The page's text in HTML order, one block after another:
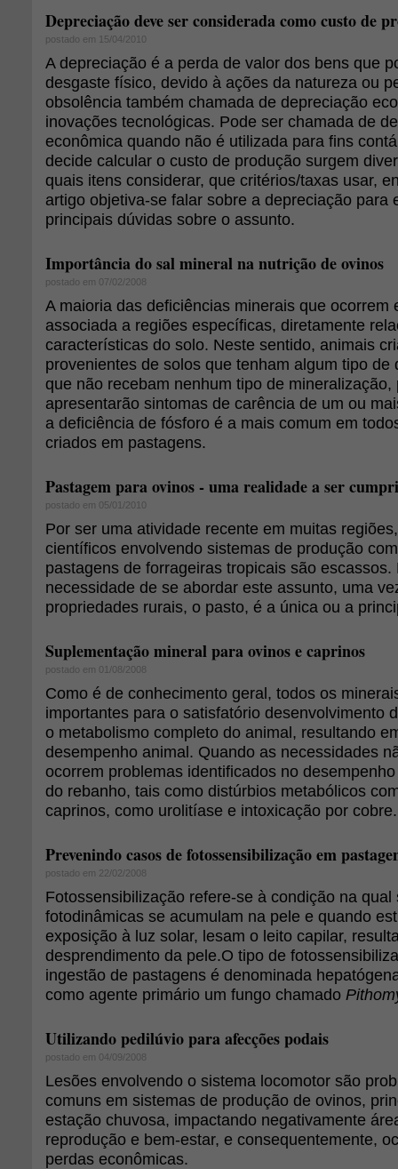
Depreciação deve ser considerada como custo de
postado em 15/04/2010
A depreciação é a perda de valor dos bens que
desgaste físico, devido à ações da natureza ou
obsolência também chamada de depreciação
inovações tecnológicas. Pode ser chamada de
econômica quando não é utilizada para fins
decide calcular o custo de produção surgem
quais itens considerar, que critérios/taxas usar,
artigo objetiva-se falar sobre a depreciação para
principais dúvidas sobre o assunto.
Importância do sal mineral na nutrição de ovinos
postado em 07/02/2008
A maioria das deficiências minerais que ocorrem
associada a regiões específicas, diretamente
características do solo. Neste sentido, animais
provenientes de solos que tenham algum tipo de
que não recebam nenhum tipo de mineralização,
apresentarão sintomas de carência de um ou
a deficiência de fósforo é a mais comum em
criados em pastagens.
Pastagem para ovinos - uma realidade a ser
postado em 05/01/2010
Por ser uma atividade recente em muitas
científicos envolvendo sistemas de produção
pastagens de forrageiras tropicais são escassos.
necessidade de se abordar este assunto, uma
propriedades rurais, o pasto, é a única ou a
Suplementação mineral para ovinos e caprinos
postado em 01/08/2008
Como é de conhecimento geral, todos os
importantes para o satisfatório desenvolvimento
o metabolismo completo do animal, resultando
desempenho animal. Quando as necessidades
ocorrem problemas identificados no
do rebanho, tais como distúrbios metabólicos
caprinos, como urolitíase e intoxicação por cobre.
Prevenindo casos de fotossensibilização em
postado em 22/02/2008
Fotossensibilização refere-se à condição na
fotodinâmicas se acumulam na pele e quando
exposição à luz solar, lesam o leito capilar,
desprendimento da pele.O tipo de
ingestão de pastagens é denominada
como agente primário um fungo chamado
Utilizando pedilúvio para afecções podais
postado em 04/09/2008
Lesões envolvendo o sistema locomotor são
comuns em sistemas de produção de ovinos,
estação chuvosa, impactando negativamente
reprodução e bem-estar, e consequentemente,
perdas econômicas.